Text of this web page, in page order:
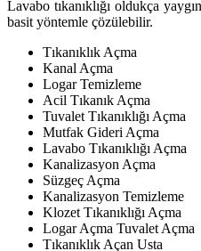
Lavabo tıkanıklığı oldukça
basit yöntemle çözülebilir.
Tıkanıklık Açma
Kanal Açma
Logar Temizleme
Acil Tıkanık Açma
Tuvalet Tıkanıklığı Açma
Mutfak Gideri Açma
Lavabo Tıkanıklığı Açma
Kanalizasyon Açma
Süzgeç Açma
Kanalizasyon Temizleme
Klozet Tıkanıklığı Açma
Logar Açma Tuvalet Açma
Tıkanıklık Açan Usta